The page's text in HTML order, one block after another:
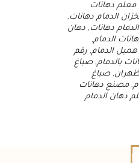
دهانات
الدمام دهانات ,
دهانات , دهان
الدمام,
همبل الدمام, رقم
بالدمام, صباغ
, صباغ
,مصنع دهانات
دهان الدمام